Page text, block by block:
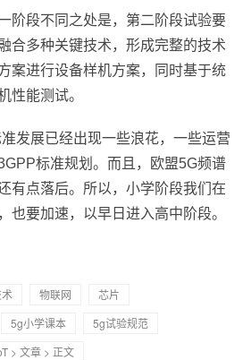
阶段不同之处是，第二阶段试验要
合多种关键技术，形成完整的技术
案进行设备样机方案，同时基于统
性能测试。
发展已经出现一些浪花，一些运营
标准规划。而且，欧盟5G频谱
有点落后。所以，小学阶段我们在
也要加速，以早日进入高中阶段。
物联网
芯片
5g小学课本
5g试验规范
> 文章 > 正文